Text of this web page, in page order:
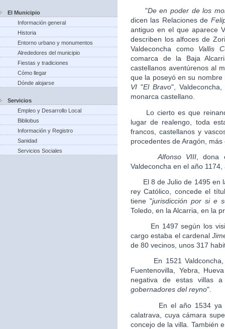
El Municipio
Información general
Historia
Entorno urbano y monumentos
Alrededores del municipio
Fiestas y tradiciones
Cómo llegar
Dónde alojarse
Servicios
Empleo y Desarrollo Local
Bibliobus
Información y Registro
Sanidad
Servicios Sociales
"De en poder de los
dicen las Relaciones de
antiguo en el que aparece
describen los alfoces de
Valdeconcha como Vallis
comarca de la Baja
castellanos aventúrenos al
que la poseyó en su
VI "El Bravo",
monarca castellano.
Lo cierto es que
lugar de realengo, toda
francos, castellanos y
procedentes de Aragón,
Alfonso VIII , dona
Valdeconcha en el año
El 8 de Julio de 1495 en
rey Católico, concede el
tiene "jurisdicción por si e
Toledo, en la Alcarria, en la
En 1497 según los
cargo estaba el cardenal
de 80 vecinos, unos 317
En 1521 Valdconcha,
Fuentenovilla, Yebra,
negativa de estas villas
gobernadores del reyno".
En el año 1534 ya
calatrava, cuya cámara
concejo de la villa. También